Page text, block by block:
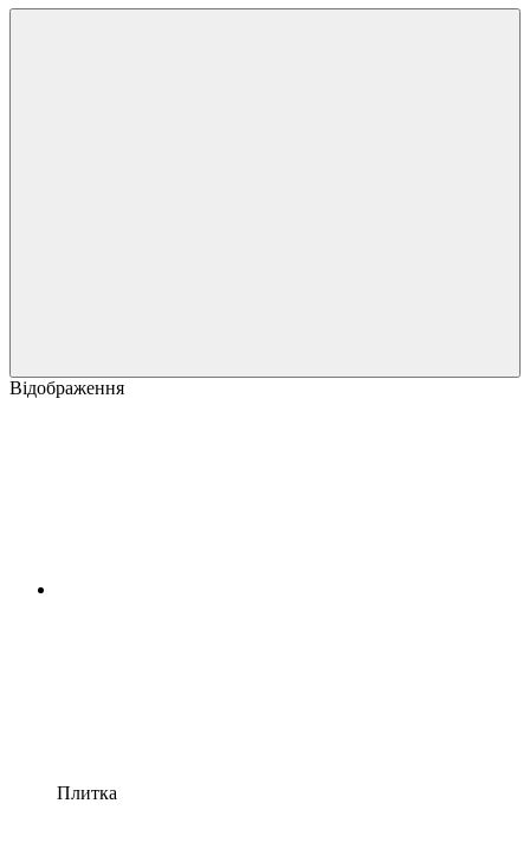
Відображення
Плитка